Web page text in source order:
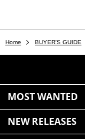
Home BUYER'S GUIDE
MOST WANTED
NEW RELEASES